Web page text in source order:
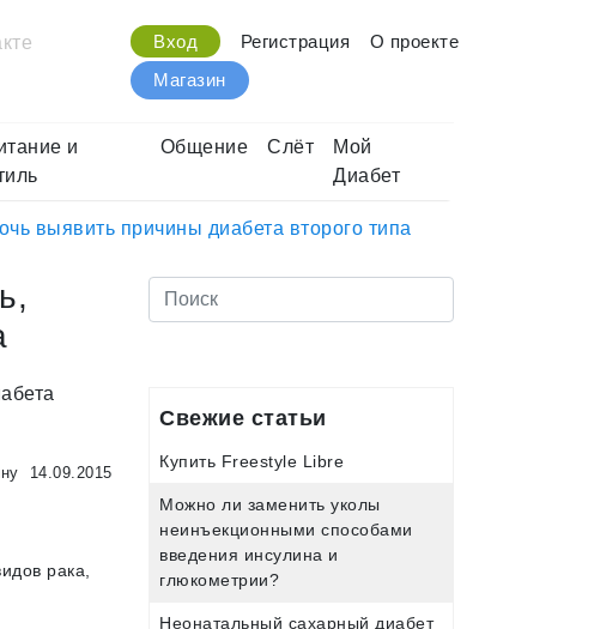
Вход Регистрация
О проекте
Магазин
и
Общение Слёт
Мой
Диабет
выявить причины диабета второго типа
14.09.2015
рака,
Свежие статьи
Купить Freestyle Libre
Можно ли заменить уколы
неинъекционными способами
введения инсулина и
глюкометрии?
Неонатальный сахарный диабет